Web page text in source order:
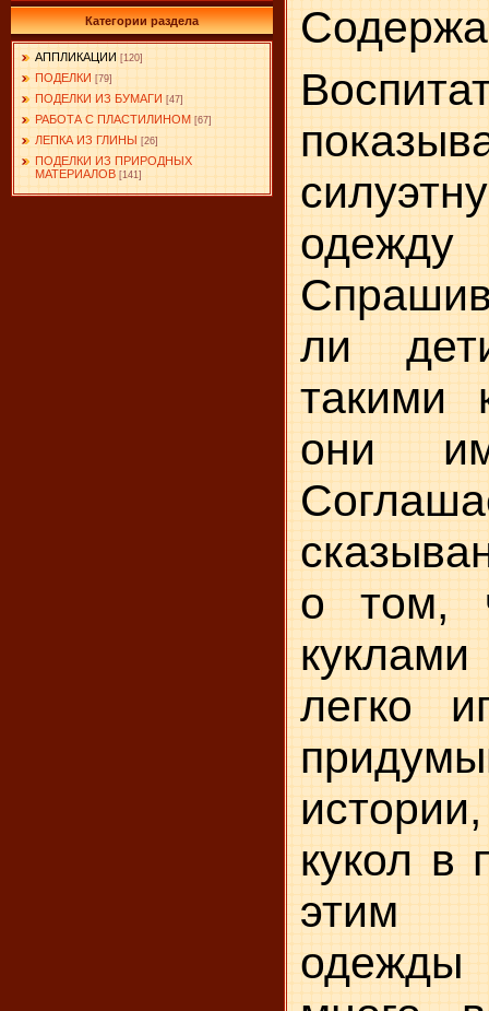
Категории раздела
АППЛИКАЦИИ [120]
ПОДЕЛКИ [79]
ПОДЕЛКИ ИЗ БУМАГИ [47]
РАБОТА С ПЛАСТИЛИНОМ [67]
ЛЕПКА ИЗ ГЛИНЫ [26]
ПОДЕЛКИ ИЗ ПРИРОДНЫХ
МАТЕРИАЛОВ [141]
ли
такими
они
о том,
легко
кукол в
этим
одежды